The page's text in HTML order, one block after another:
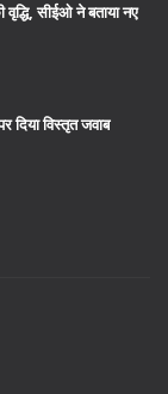
सीईओ ने बताया नए
दिया विस्तृत जवाब